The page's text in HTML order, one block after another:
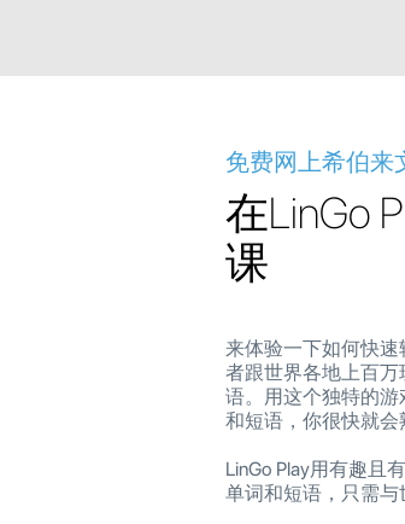
免费网上希伯来
在LinGo
课
来体验一下如何快
者跟世界各地上百
语。用这个独特的
和短语，你很快就会
LinGo Play用有趣且
单词和短语，只需与